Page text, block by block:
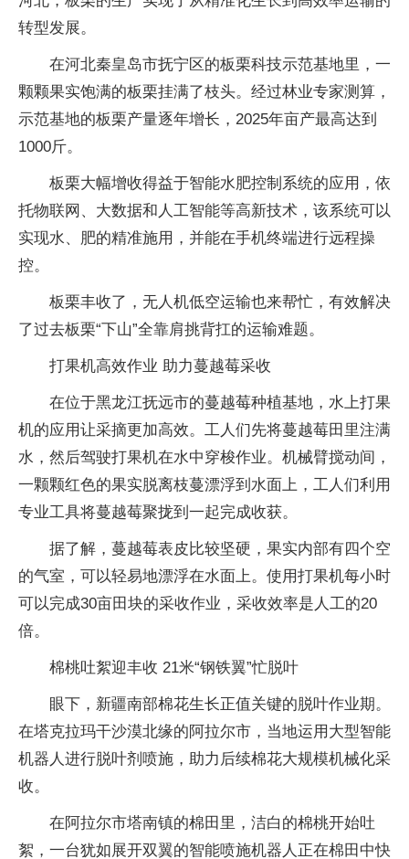
转型发展。
在河北秦皇岛市抚宁区的板栗科技示范基地里，一
颗颗果实饱满的板栗挂满了枝头。经过林业专家测算，
示范基地的板栗产量逐年增长，2025年亩产最高达到
1000斤。
板栗大幅增收得益于智能水肥控制系统的应用，依
托物联网、大数据和人工智能等高新技术，该系统可以
实现水、肥的精准施用，并能在手机终端进行远程操
控。
板栗丰收了，无人机低空运输也来帮忙，有效解决
了过去板栗“下山”全靠肩挑背扛的运输难题。
打果机高效作业 助力蔓越莓采收
在位于黑龙江抚远市的蔓越莓种植基地，水上打果
机的应用让采摘更加高效。工人们先将蔓越莓田里注满
水，然后驾驶打果机在水中穿梭作业。机械臂搅动间，
一颗颗红色的果实脱离枝蔓漂浮到水面上，工人们利用
专业工具将蔓越莓聚拢到一起完成收获。
据了解，蔓越莓表皮比较坚硬，果实内部有四个空
的气室，可以轻易地漂浮在水面上。使用打果机每小时
可以完成30亩田块的采收作业，采收效率是人工的20
倍。
棉桃吐絮迎丰收 21米“钢铁翼”忙脱叶
眼下，新疆南部棉花生长正值关键的脱叶作业期。
在塔克拉玛干沙漠北缘的阿拉尔市，当地运用大型智能
机器人进行脱叶剂喷施，助力后续棉花大规模机械化采
收。
在阿拉尔市塔南镇的棉田里，洁白的棉桃开始吐
絮，一台犹如展开双翼的智能喷施机器人正在棉田中快